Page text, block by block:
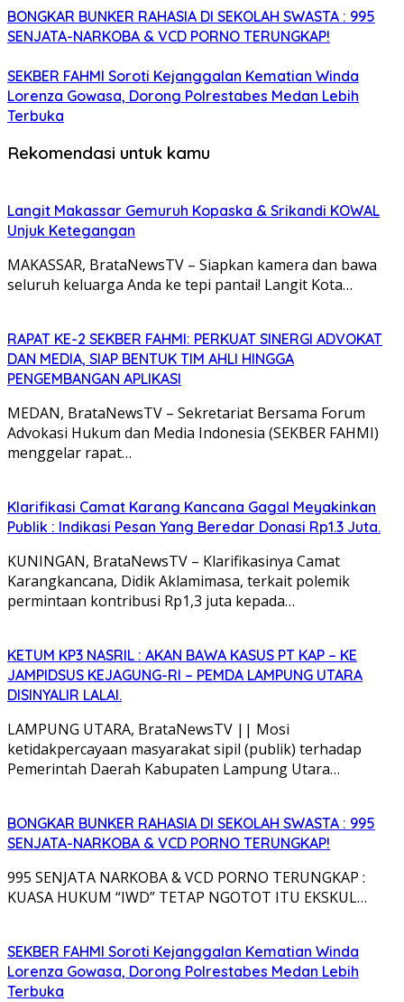
BONGKAR BUNKER RAHASIA DI SEKOLAH SWASTA : 995
SENJATA-NARKOBA & VCD PORNO TERUNGKAP!
SEKBER FAHMI Soroti Kejanggalan Kematian Winda
Lorenza Gowasa, Dorong Polrestabes Medan Lebih
Terbuka
Rekomendasi untuk kamu
Langit Makassar Gemuruh Kopaska & Srikandi KOWAL
Unjuk Ketegangan
MAKASSAR, BrataNewsTV – Siapkan kamera dan bawa
seluruh keluarga Anda ke tepi pantai! Langit Kota…
RAPAT KE-2 SEKBER FAHMI: PERKUAT SINERGI ADVOKAT
DAN MEDIA, SIAP BENTUK TIM AHLI HINGGA
PENGEMBANGAN APLIKASI
MEDAN, BrataNewsTV – Sekretariat Bersama Forum
Advokasi Hukum dan Media Indonesia (SEKBER FAHMI)
menggelar rapat…
Klarifikasi Camat Karang Kancana Gagal Meyakinkan
Publik : Indikasi Pesan Yang Beredar Donasi Rp1.3 Juta.
KUNINGAN, BrataNewsTV – Klarifikasinya Camat
Karangkancana, Didik Aklamimasa, terkait polemik
permintaan kontribusi Rp1,3 juta kepada…
KETUM KP3 NASRIL : AKAN BAWA KASUS PT KAP – KE
JAMPIDSUS KEJAGUNG-RI – PEMDA LAMPUNG UTARA
DISINYALIR LALAI.
LAMPUNG UTARA, BrataNewsTV || Mosi
ketidakpercayaan masyarakat sipil (publik) terhadap
Pemerintah Daerah Kabupaten Lampung Utara…
BONGKAR BUNKER RAHASIA DI SEKOLAH SWASTA : 995
SENJATA-NARKOBA & VCD PORNO TERUNGKAP!
995 SENJATA NARKOBA & VCD PORNO TERUNGKAP :
KUASA HUKUM “IWD” TETAP NGOTOT ITU EKSKUL…
SEKBER FAHMI Soroti Kejanggalan Kematian Winda
Lorenza Gowasa, Dorong Polrestabes Medan Lebih
Terbuka